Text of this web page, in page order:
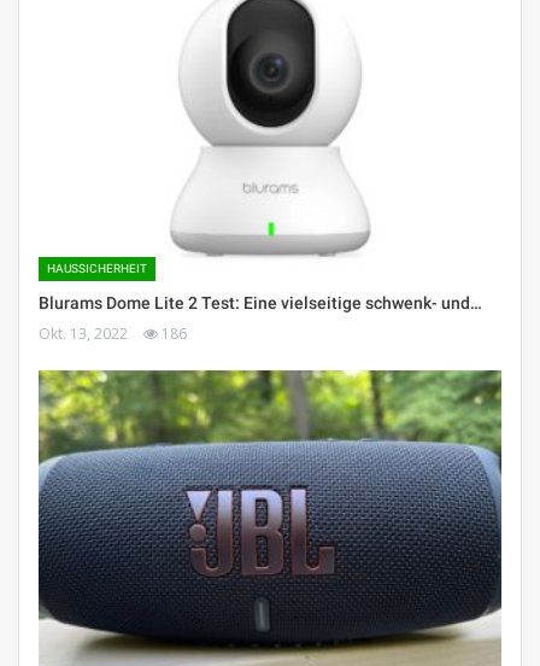
HAUSSICHERHEIT
Blurams Dome Lite 2 Test: Eine vielseitige schwenk- und…
Okt. 13, 2022 186